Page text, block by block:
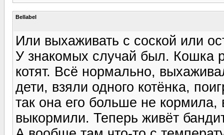
Bellabel
Или выхаживать с соской или
У знакомых случай был. Кошка
котят. Всё нормально,
дети, взяли одного котёнка,
так она его больше не
выкормили. Теперь живёт